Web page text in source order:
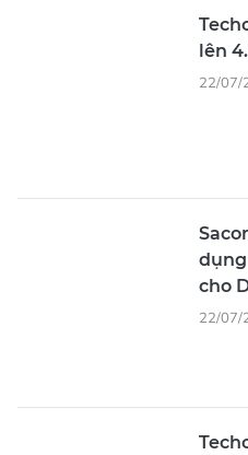
lên
22/07/
cho
22/07/